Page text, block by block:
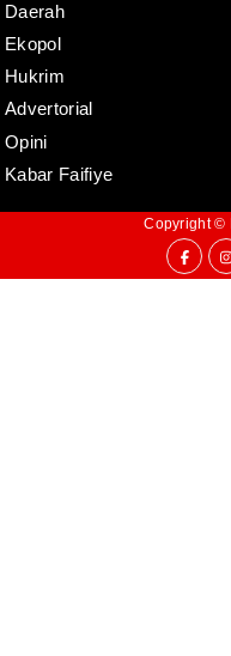
Daerah
Ekopol
Hukrim
Advertorial
Opini
Kabar Faifiye
Copyright ©